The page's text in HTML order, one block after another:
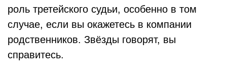
роль третейского судьи, особенно в том
случае, если вы окажетесь в компании
родственников. Звёзды говорят, вы
справитесь.